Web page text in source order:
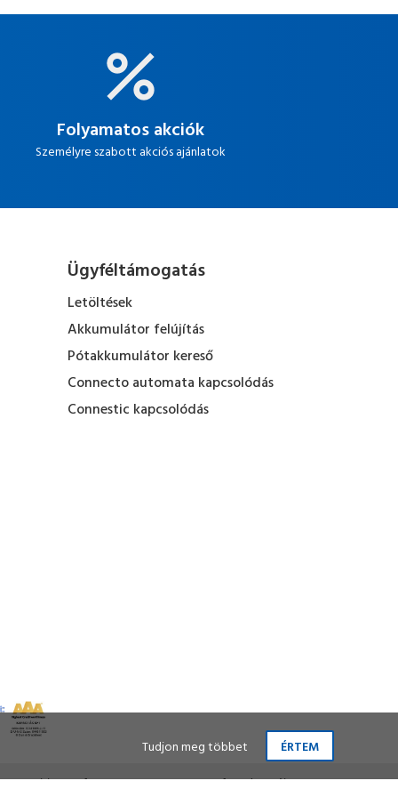
Folyamatos akciók
Személyre szabott akciós ajánlatok
Ügyféltámogatás
Letöltések
Akkumulátor felújítás
Pótakkumulátor kereső
Connecto automata kapcsolódás
Connestic kapcsolódás
Vision-Software, azOctopus 8 ERPforgalmazója.
ÉRTEM
Tudjon meg többet